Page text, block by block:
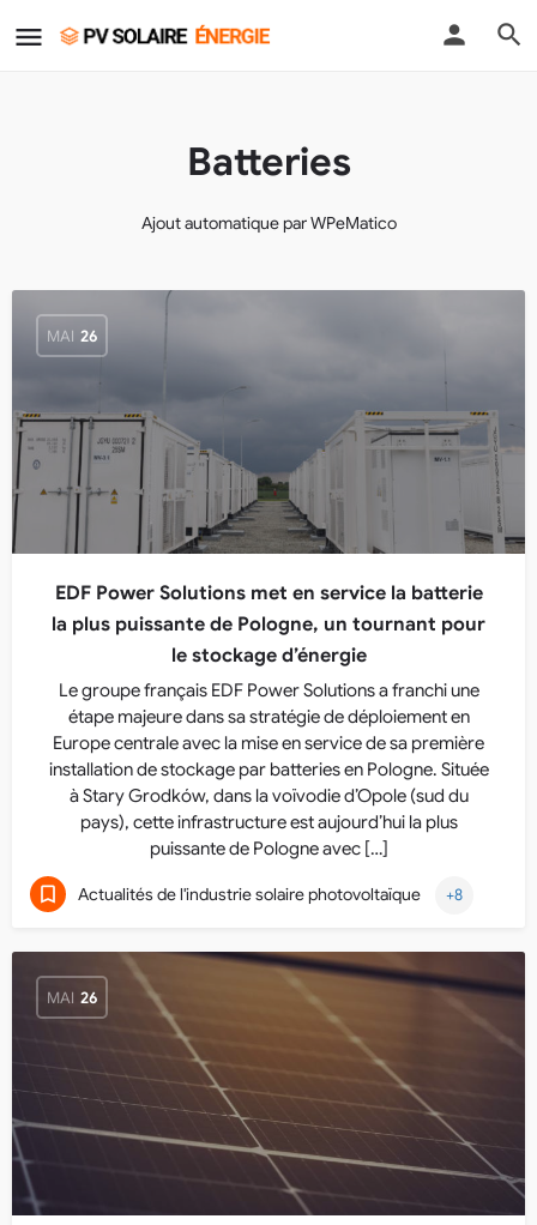
Batteries
Ajout automatique par WPeMatico
MAI 26
EDF Power Solutions met en service la batterie
la plus puissante de Pologne, un tournant pour
le stockage d’énergie
Le groupe français EDF Power Solutions a franchi une
étape majeure dans sa stratégie de déploiement en
Europe centrale avec la mise en service de sa première
installation de stockage par batteries en Pologne. Située
à Stary Grodków, dans la voïvodie d’Opole (sud du
pays), cette infrastructure est aujourd’hui la plus
puissante de Pologne avec […]
Actualités de l'industrie solaire photovoltaïque +8
MAI 26